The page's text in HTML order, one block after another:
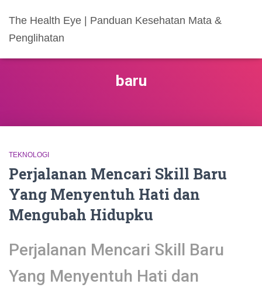
The Health Eye | Panduan Kesehatan Mata &
Penglihatan
baru
TEKNOLOGI
Perjalanan Mencari Skill Baru
Yang Menyentuh Hati dan
Mengubah Hidupku
Perjalanan Mencari Skill Baru
Yang Menyentuh Hati dan